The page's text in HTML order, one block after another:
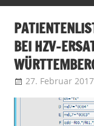
BEI HZV-
27. Februar 2017